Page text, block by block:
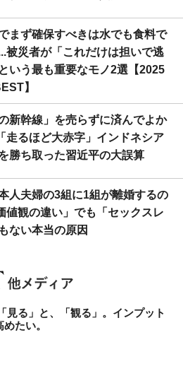
まず確保すべきは水でも食料で
被災者が「これだけは担いで逃
いう最も重要なモノ2選【2025
】
の新幹線」を売らずに済んでよか
走るほど大赤字」インドネシア
勝ち取った習近平の大誤算
人夫婦の3組に1組が離婚するの
値観の違い」でも「セックスレ
ない本当の原因
見る」と、「観る」。インプット
たい。